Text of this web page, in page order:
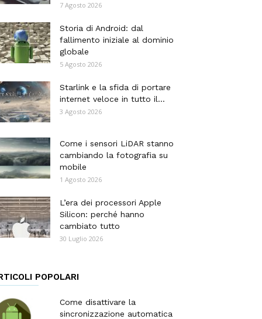
7 Agosto 2026
Storia di Android: dal
fallimento iniziale al dominio
globale
5 Agosto 2026
Starlink e la sfida di portare
internet veloce in tutto il...
3 Agosto 2026
Come i sensori LiDAR stanno
cambiando la fotografia su
mobile
1 Agosto 2026
L’era dei processori Apple
Silicon: perché hanno
cambiato tutto
30 Luglio 2026
POPOLARI
Come disattivare la
sincronizzazione automatica